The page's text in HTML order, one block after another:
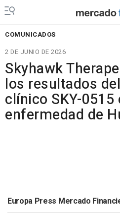
COMUNICADOS
2 DE JUNIO DE 2026
Skyhawk
los resultados
clínico SKY-0515
enfermedad de
Europa Press Mercado